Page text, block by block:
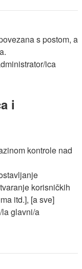
s postom, a
ica
i
kontrole nad
korisničkih
itd.], [a sve]
glavni/a